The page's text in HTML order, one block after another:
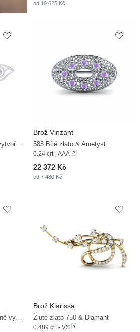
od 10 625 Kč
925 Stříbro & Laboratorně vytvořené diamanty
Brož Vinzant
585 Bílé zlato & Ametyst
0.24 crt - AAA
22 372 Kč
od 7 480 Kč
Žluté zlato 585 & Laboratorně vytvořené diamanty
Brož Klarissa
Žluté zlato 750 & Diamant
0.489 crt - VS